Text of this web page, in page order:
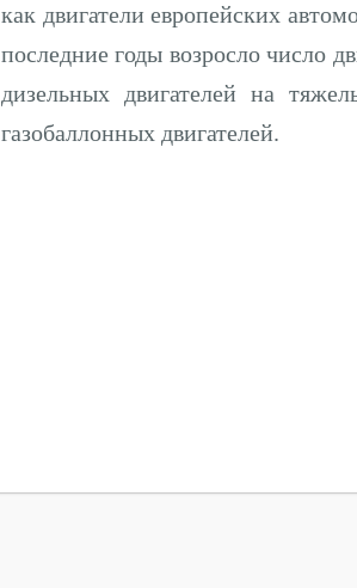
как двигатели европейских
последние годы возросло число
дизельных двигателей на
газобаллонных двигателей.